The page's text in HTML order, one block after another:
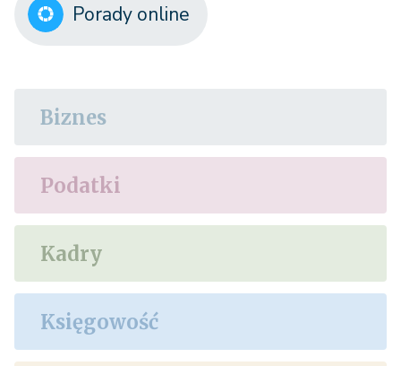
Porady online
Biznes
Podatki
Kadry
Księgowość